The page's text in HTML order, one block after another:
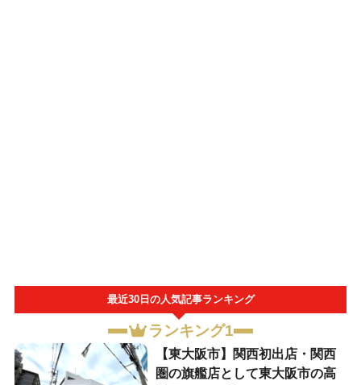
最近30日の人気記事ランキング
ランキング1
【東大阪市】関西初出店・関西
圏の旗艦店として東大阪市の高